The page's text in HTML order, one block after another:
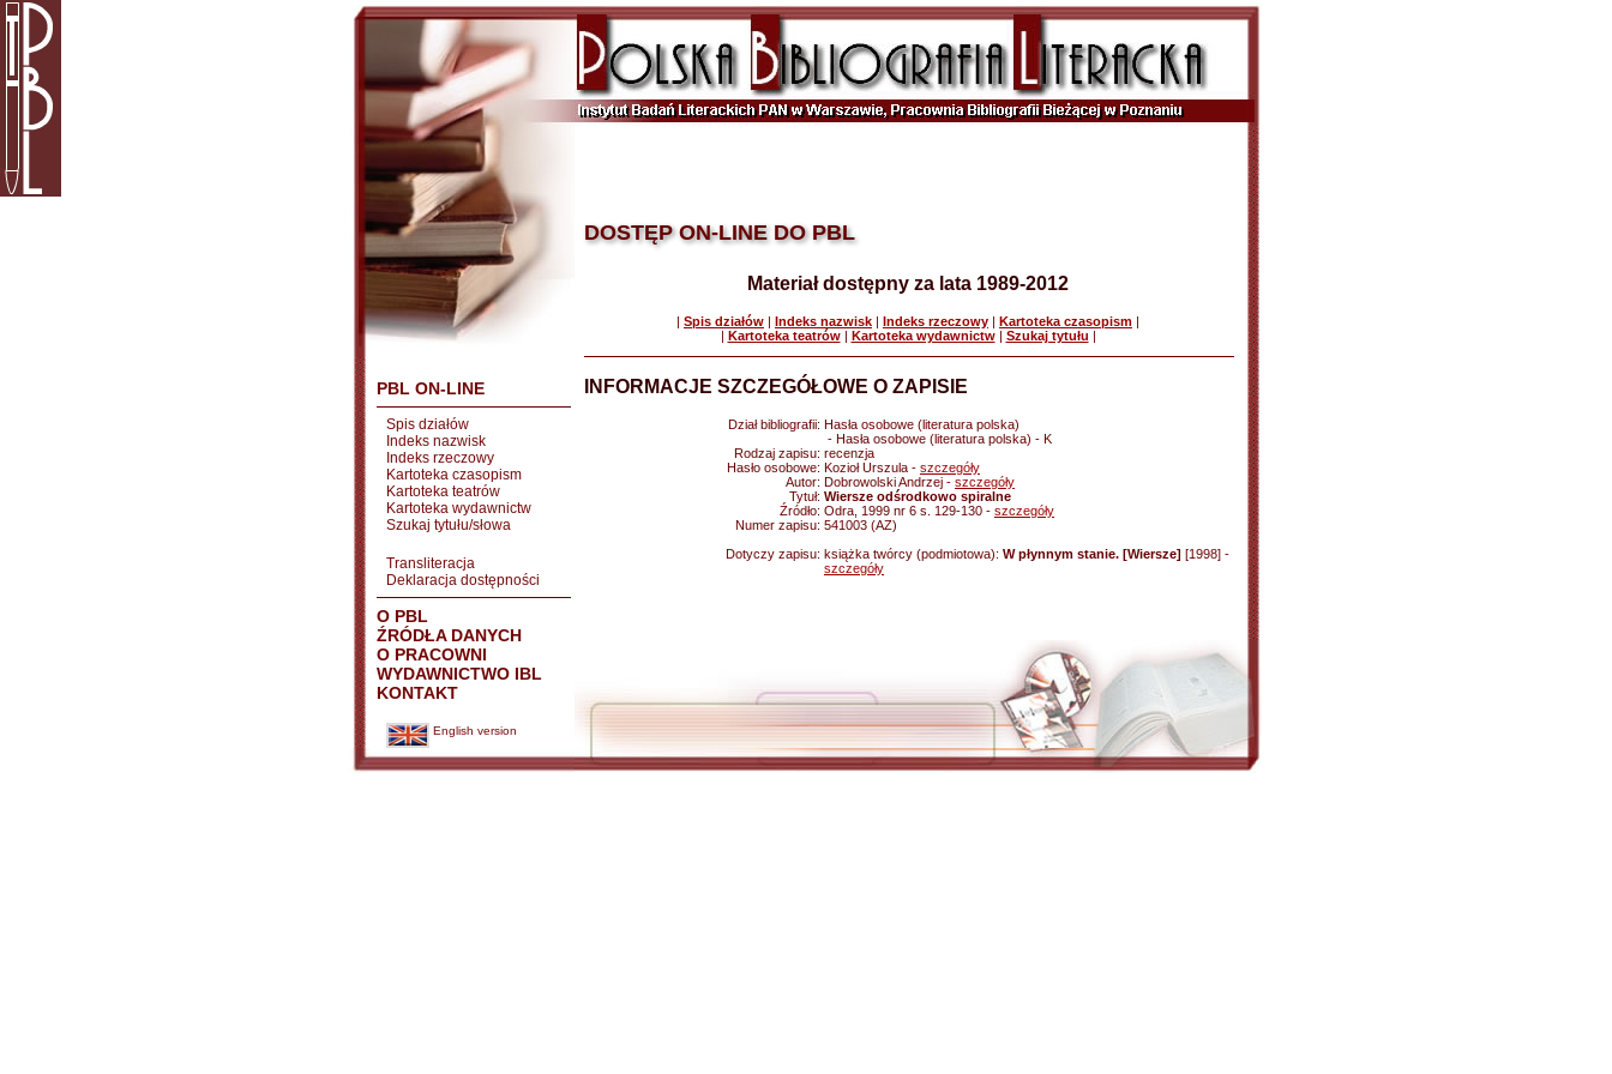
PBL ON-LINE
Spis działów
Indeks nazwisk
Indeks rzeczowy
Kartoteka czasopism
Kartoteka teatrów
Kartoteka wydawnictw
Szukaj tytułu/słowa
Transliteracja
Deklaracja dostępności
O PBL
ŹRÓDŁA DANYCH
O PRACOWNI
WYDAWNICTWO IBL
KONTAKT
English version
DOSTĘP ON-LINE DO PBL
Materiał dostępny za lata 1989-2012
| Spis działów | Indeks nazwisk | Indeks rzeczowy | Kartoteka czasopism |
| Kartoteka teatrów| Kartoteka wydawnictw| Szukaj tytułu |
INFORMACJE SZCZEGÓŁOWE O ZAPISIE
Dział bibliografii: Hasła osobowe (literatura polska)
- Hasła osobowe (literatura polska) - K
Rodzaj zapisu: recenzja
Hasło osobowe: Kozioł Urszula - szczegóły
Autor: Dobrowolski Andrzej - szczegóły
Tytuł: Wiersze odśrodkowo spiralne
Źródło: Odra, 1999 nr 6 s. 129-130 - szczegóły
Numer zapisu: 541003 (AZ)
Dotyczy zapisu: książka twórcy (podmiotowa): W płynnym stanie. [Wiersze] [1998] -
szczegóły